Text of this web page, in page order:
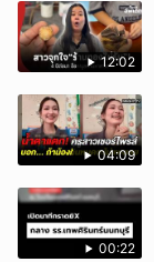
12:02
04:09
00:22